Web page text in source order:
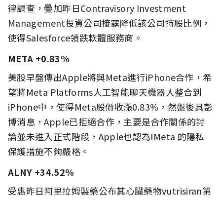
律調查，疊加昨日Contravisory Investment
Management投資公司接露降低該公司持股比例，
使得Salesforce領跌軟體服務商。
META +0.83%
美股早盤傳出Apple將與Meta進行iPhone合作，希
望將Meta Platforms人工智能聊天機器人整合到
iPhone中，使得Meta股價收漲0.83%，然盤後具彭
博消息，Apple已拒絕合作，主要是合作關係的討
論並未進入正式階段，Apple也認為IMeta 的隱私
保護措施不夠嚴格。
ALNY +34.52%
受惠昨日阿里拉姆製藥公布其心臟藥物vutrisiran第